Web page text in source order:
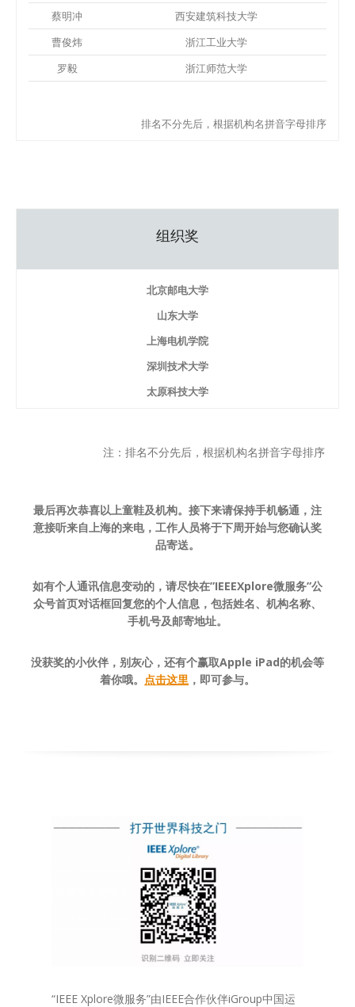
蔡明冲
西安建筑科技大学
曹俊炜
浙江工业大学
罗毅
浙江师范大学
排名不分先后，根据机构名拼音字母排序
组织奖
北京邮电大学
山东大学
上海电机学院
深圳技术大学
太原科技大学
注：排名不分先后，根据机构名拼音字母排序
最后再次恭喜以上童鞋及机构。接下来请保持手机畅通，注
意接听来自上海的来电，工作人员将于下周开始与您确认奖
品寄送。
如有个人通讯信息变动的，请尽快在”IEEEXplore微服务”公
众号首页对话框回复您的个人信息，包括姓名、机构名称、
手机号及邮寄地址。
没获奖的小伙伴，别灰心，还有个赢取Apple iPad的机会等
着你哦。 点击这里 ，即可参与。
“IEEE Xplore微服务”由IEEE合作伙伴iGroup中国运